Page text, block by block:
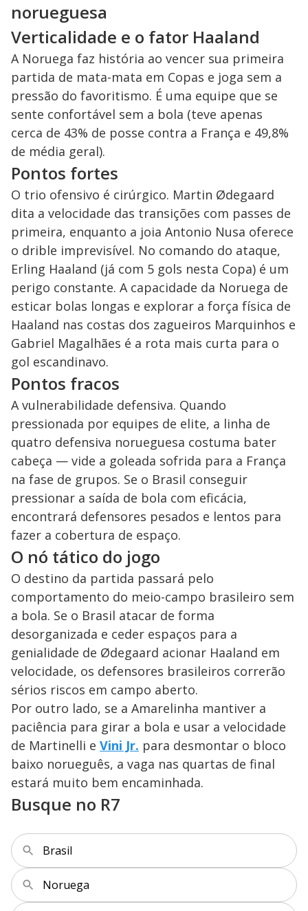
norueguesa
Verticalidade e o fator Haaland
A Noruega faz história ao vencer sua primeira
partida de mata-mata em Copas e joga sem a
pressão do favoritismo. É uma equipe que se
sente confortável sem a bola (teve apenas
cerca de 43% de posse contra a França e 49,8%
de média geral).
Pontos fortes
O trio ofensivo é cirúrgico. Martin Ødegaard
dita a velocidade das transições com passes de
primeira, enquanto a joia Antonio Nusa oferece
o drible imprevisível. No comando do ataque,
Erling Haaland (já com 5 gols nesta Copa) é um
perigo constante. A capacidade da Noruega de
esticar bolas longas e explorar a força física de
Haaland nas costas dos zagueiros Marquinhos e
Gabriel Magalhães é a rota mais curta para o
gol escandinavo.
Pontos fracos
A vulnerabilidade defensiva. Quando
pressionada por equipes de elite, a linha de
quatro defensiva norueguesa costuma bater
cabeça — vide a goleada sofrida para a França
na fase de grupos. Se o Brasil conseguir
pressionar a saída de bola com eficácia,
encontrará defensores pesados e lentos para
fazer a cobertura de espaço.
O nó tático do jogo
O destino da partida passará pelo
comportamento do meio-campo brasileiro sem
a bola. Se o Brasil atacar de forma
desorganizada e ceder espaços para a
genialidade de Ødegaard acionar Haaland em
velocidade, os defensores brasileiros correrão
sérios riscos em campo aberto.
Por outro lado, se a Amarelinha mantiver a
paciência para girar a bola e usar a velocidade
de Martinelli e Vini Jr. para desmontar o bloco
baixo norueguês, a vaga nas quartas de final
estará muito bem encaminhada.
Busque no R7
Brasil
Noruega